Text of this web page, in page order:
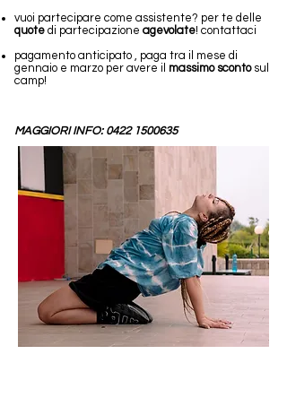
vuoi partecipare come assistente? per te delle
quote di partecipazione agevolate! contattaci
pagamento anticipato , paga tra il mese di
gennaio e marzo per avere il massimo scontosul
camp!
MAGGIORI INFO: 0422 1500635